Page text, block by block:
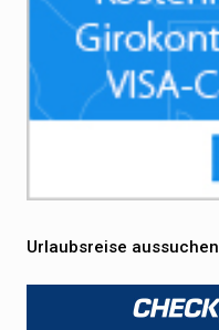
Urlaubsreise aussuchen